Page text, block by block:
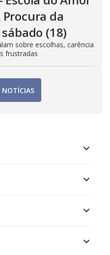
Procura da
(18)
sobre escolhas, carência
frustradas
NOTÍCIAS